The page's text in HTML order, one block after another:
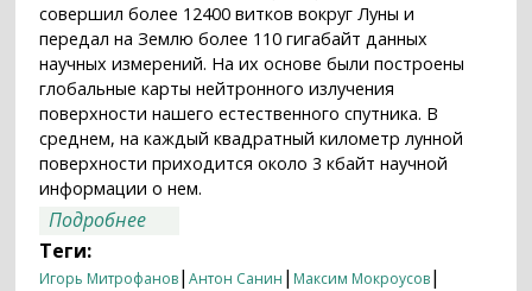
совершил более 12400 витков вокруг Луны и
передал на Землю более 110 гигабайт данных
научных измерений. На их основе были построены
глобальные карты нейтронного излучения
поверхности нашего естественного спутника. В
среднем, на каждый квадратный километр лунной
поверхности приходится около 3 кбайт научной
информации о нем.
Подробнее
лунного спутника НАСА ЛРО
Теги:
Игорь Митрофанов|Антон Санин | Максим Мокроусов|